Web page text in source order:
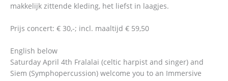
makkelijk zittende kleding, het liefst in laagjes.
Prijs concert: € 30,-; incl. maaltijd € 59,50
English below
Saturday April 4th Fralalai (celtic harpist and singer) and
Siem (Symphopercussion) welcome you to an Immersive